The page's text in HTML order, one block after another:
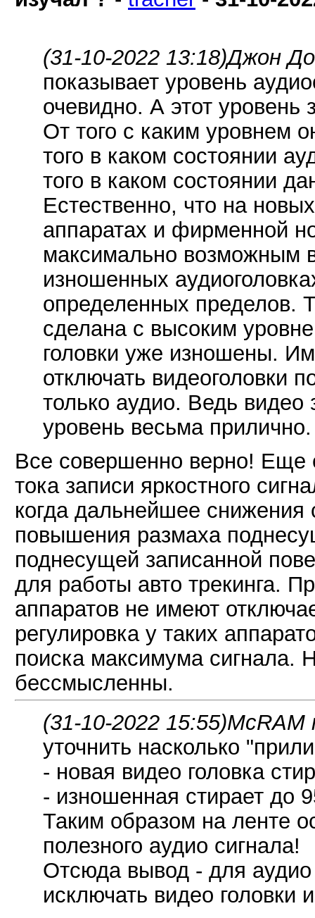
(31-10-2022 13:18)Джон
показывает уровень
очевидно. А этот уровень
От того с каким уровнем
того в каком состоянии
того в каком состоянии
Естественно, что на
аппаратах и фирменной
максимально возможным
изношенных
определенных пределов.
сделана с высоким
головки уже изношены.
отключать видеоголовки
только аудио. Ведь видео
уровень весьма прилично.
Все совершенно верно! Еще
тока записи яркостного
когда дальнейшее снижения
повышения размаха
поднесущей записанной
для работы авто трекинга.
аппаратов не имеют
регулировка у таких
поиска максимума сигнала.
бессмысленны.
(31-10-2022 15:55)McRAM
уточнить насколько
- новая видео головка
- изношенная стирает до
Таким образом на ленте
полезного аудио сигнала!
Отсюда вывод - для
исключать видео головки